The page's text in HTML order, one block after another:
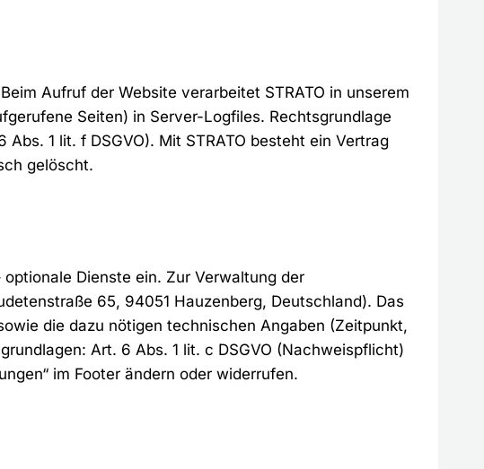
Aufruf der Website verarbeitet STRATO in unserem
Seiten) in Server-Logfiles. Rechtsgrundlage
1 lit. f DSGVO). Mit STRATO besteht ein Vertrag
gelöscht.
Dienste ein. Zur Verwaltung der
65, 94051 Hauzenberg, Deutschland). Das
die dazu nötigen technischen Angaben (Zeitpunkt,
Art. 6 Abs. 1 lit. c DSGVO (Nachweispflicht)
im Footer ändern oder widerrufen.